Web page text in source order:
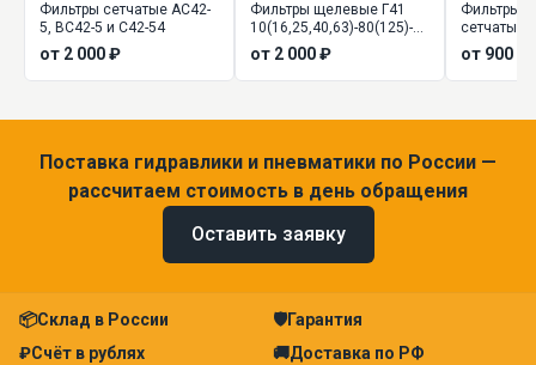
Фильтры сетчатые АС42-
5, ВС42-5 и С42-54
от 2 000 ₽
Фильтры щелевые Г41
10(16,25,40,63)-80(125)-1К,
от 2 000 ₽
Фильтры
сетчатые
160 (80) - 2
от 900 ₽
Поставка гидравлики и пневматики по России —
рассчитаем стоимость в день обращения
Оставить заявку
📦Склад в России 🛡Гарантия
₽Счёт в рублях 🚚Доставка по РФ